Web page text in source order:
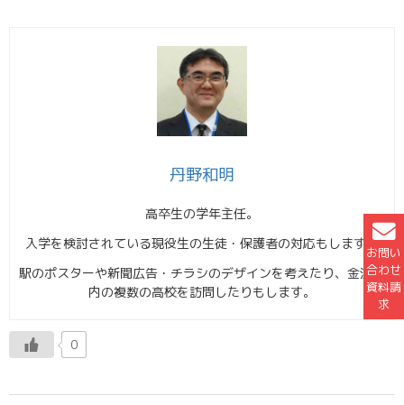
お問い
合わせ
資料請
求
丹野和明
高卒生の学年主任。
入学を検討されている現役生の生徒・保護者の対応もします。
駅のポスターや新聞広告・チラシのデザインを考えたり、金沢市
内の複数の高校を訪問したりもします。
0